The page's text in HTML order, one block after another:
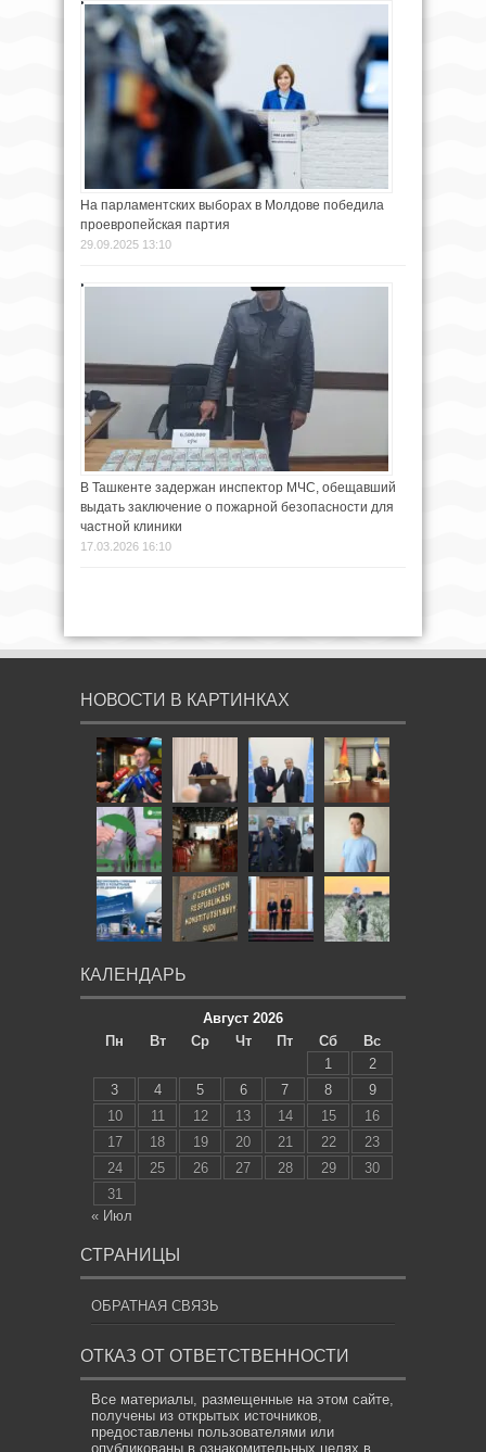
На парламентских выборах в Молдове победила
проевропейская партия
29.09.2025 13:10
В Ташкенте задержан инспектор МЧС, обещавший
выдать заключение о пожарной безопасности для
частной клиники
17.03.2026 16:10
НОВОСТИ В КАРТИНКАХ
КАЛЕНДАРЬ
Август 2026
Пн
Вт Ср Чт Пт Сб
Вс
1
2
3
4 5 6 7 8
9
10
11 12 13 14 15
16
17
18 19 20 21 22
23
24
25 26 27 28 29
30
31
« Июл
СТРАНИЦЫ
ОБРАТНАЯ СВЯЗЬ
ОТКАЗ ОТ ОТВЕТСТВЕННОСТИ
Все материалы, размещенные на этом сайте,
получены из открытых источников,
предоставлены пользователями или
опубликованы в ознакомительных целях в